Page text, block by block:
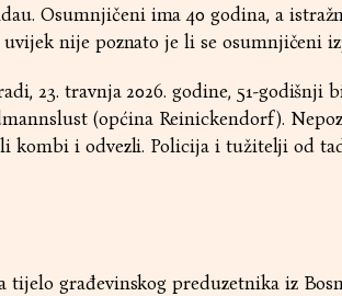
Osumnjičeni ima 40 godina, a
uvijek nije poznato je li se osumnjičeni
23. travnja 2026. godine, 51-
(općina Reinickendorf).
kombi i odvezli. Policija i tužitelji od
tijelo građevinskog preduzetnika iz